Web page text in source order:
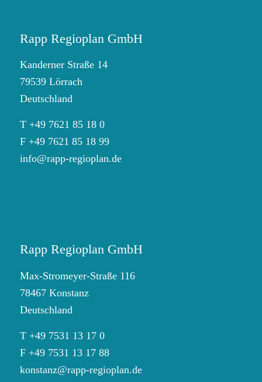
Rapp Regioplan GmbH
Kanderner Straße 14
79539 Lörrach
Deutschland
T +49 7621 85 18 0
F +49 7621 85 18 99
info@rapp-regioplan.de
Rapp Regioplan GmbH
Max-Stromeyer-Straße 116
78467 Konstanz
Deutschland
T +49 7531 13 17 0
F +49 7531 13 17 88
konstanz@rapp-regioplan.de